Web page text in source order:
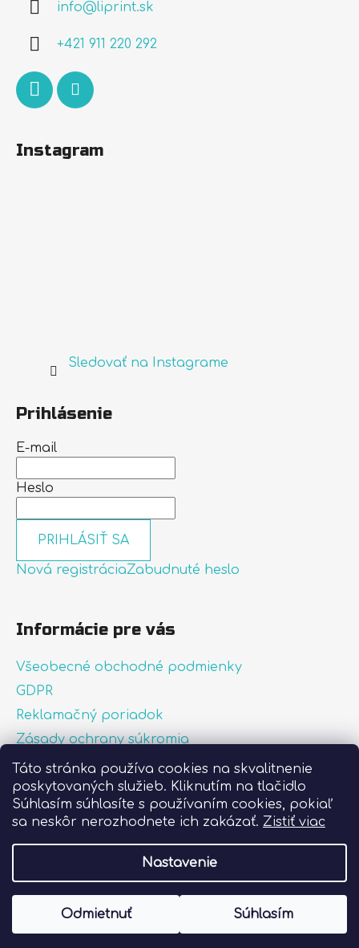
Táto stránka používa cookies na skvalitnenie
poskytovaných služieb. Kliknutím na tlačidlo
Súhlasím súhlasíte s používaním cookies, pokiaľ
sa neskôr nerozhodnete ich zakázať. Zistiť viac
Nastavenie
Odmietnuť Súhlasím
info@liprint.sk
+421 911 220 292
Instagram
Sledovať na Instagrame
Prihlásenie
E-mail
Heslo
PRIHLÁSIŤ SA
Nová registráciaZabudnuté heslo
Informácie pre vás
Všeobecné obchodné podmienky
GDPR
Reklamačný poriadok
Zásady ochrany súkromia
Zásady používania súborov cookies
O nás
FAQ
Vytvoril Shoptet
Copyright 2026
. Všetky práva
vyhradené.Upraviť nastavenie cookies